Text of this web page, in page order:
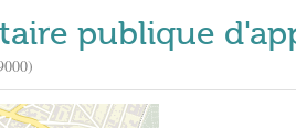
publique
)